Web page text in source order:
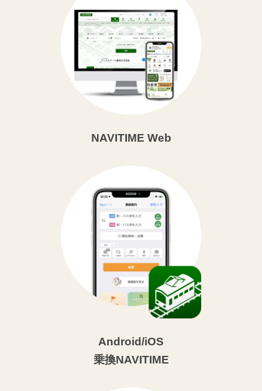
NAVITIME Web
Android/iOS
乗換NAVITIME